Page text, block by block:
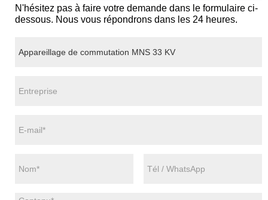
N'hésitez pas à faire votre demande dans le formulaire ci-
dessous. Nous vous répondrons dans les 24 heures.